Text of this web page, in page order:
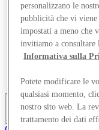
Offerte
Negozi
Pianifica la tua
Cosa c'è
Mangia e Bevi
Servizi
Altro
personalizzano le
pubblicità che vi viene
impostati a meno che
invitiamo a consultare
Informativa sulla
Potete modificare le
qualsiasi momento,
nostro sito web. La
trattamento dei dati